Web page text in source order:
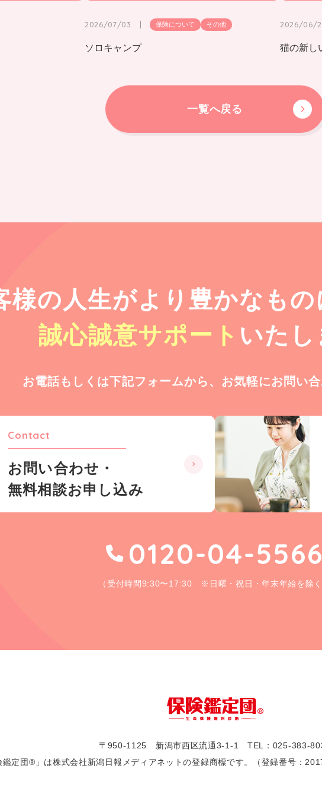
2026/07/03 保険について その他
ソロキャンプ
2026/06/
猫の新し
一覧へ戻る
様の人生がより豊かなもの
誠心誠意サポート いたし
お電話もしくは下記フォームから、 お気軽にお問い合
Contact
お問い合わせ・
無料相談お申し込み
0120-04-5566
（受付時間9:30〜17:30 ※日曜・祝日・年末年始を除く
〒950-1125 新潟市西区流通3-1-1 TEL： 025-383-
鑑定団®」は株式会社新潟日報メディアネットの登録商標です。（登録番号：